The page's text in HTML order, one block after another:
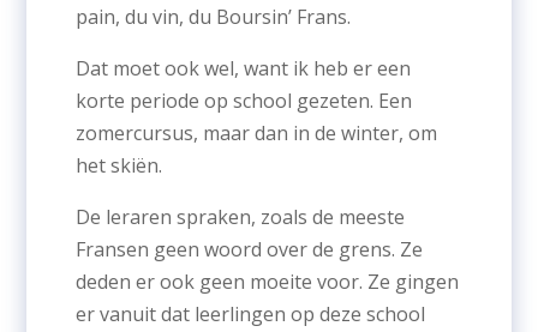
pain, du vin, du Boursin’ Frans.
Dat moet ook wel, want ik heb er een
korte periode op school gezeten. Een
zomercursus, maar dan in de winter, om
het skiën.
De leraren spraken, zoals de meeste
Fransen geen woord over de grens. Ze
deden er ook geen moeite voor. Ze gingen
er vanuit dat leerlingen op deze school